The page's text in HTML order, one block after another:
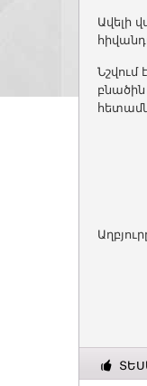
Ավելի
Նշվում